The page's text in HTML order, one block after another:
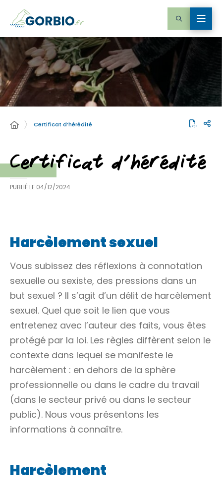
Certificat d’hérédité
Certificat d’hérédité
PUBLIÉ LE 04/12/2024
Harcèlement sexuel
Vous subissez des réflexions à connotation
sexuelle ou sexiste, des pressions dans un
but sexuel ? Il s’agit d’un délit de harcèlement
sexuel. Quel que soit le lien que vous
entretenez avec l’auteur des faits, vous êtes
protégé par la loi. Les règles diffèrent selon le
contexte dans lequel se manifeste le
harcèlement : en dehors de la sphère
professionnelle ou dans le cadre du travail
(dans le secteur privé ou dans le secteur
public). Nous vous présentons les
informations à connaître.
Harcèlement